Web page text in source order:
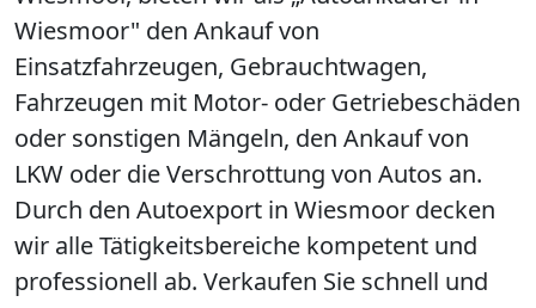
Wiesmoor" den Ankauf von
Einsatzfahrzeugen, Gebrauchtwagen,
Fahrzeugen mit Motor- oder Getriebeschäden
oder sonstigen Mängeln, den Ankauf von
LKW oder die Verschrottung von Autos an.
Durch den Autoexport in Wiesmoor decken
wir alle Tätigkeitsbereiche kompetent und
professionell ab. Verkaufen Sie schnell und